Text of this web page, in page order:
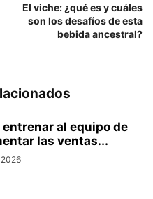
El viche: ¿qué es y cuáles
son los desafíos de esta
bebida ancestral?
al equipo de
las ventas...